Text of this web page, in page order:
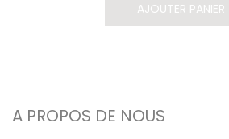
AJOUTER PANIER
A PROPOS DE NOUS